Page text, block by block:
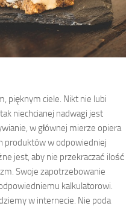
pięknym ciele. Nikt nie lubi
niechcianej nadwagi jest
w głównej mierze opiera
produktów w odpowiedniej
jest, aby nie przekraczać ilość
Swoje zapotrzebowanie
kalkulatorowi.
w internecie. Nie poda